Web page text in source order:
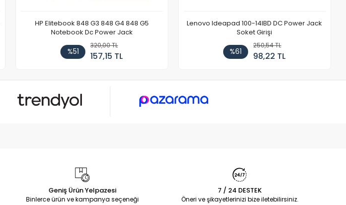
HP Elitebook 848 G3 848 G4 848 G5
Notebook Dc Power Jack
%51
320,00 TL
157,15 TL
Lenovo Ideapad 100-14IBD DC Power Jack
Soket Girişi
%61
250,54 TL
98,22 TL
Geniş Ürün Yelpazesi
Binlerce ürün ve kampanya seçeneği
7 / 24 DESTEK
Öneri ve şikayetlerinizi bize iletebilirsiniz.